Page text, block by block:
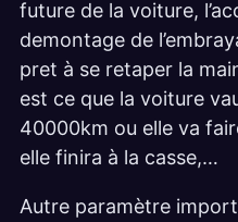
future de la voiture,
demontage de
pret à se retaper la
est ce que la voiture
40000km ou elle va
elle finira à la casse,…
Autre paramètre